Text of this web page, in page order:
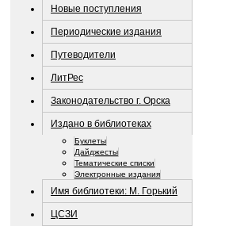
Новые поступления
Периодические издания
Путеводители
ЛитРес
Законодательство г. Орска
Издано в библиотеках
Буклеты
Дайджесты
Тематические списки
Электронные издания
Имя библиотеки: М. Горький
ЦСЗИ